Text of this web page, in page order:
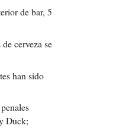
de bar, 5
cerveza se
han sido
Duck;